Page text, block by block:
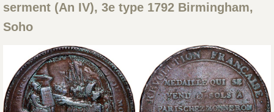
serment (An IV), 3e type 1792 Birmingham,
Soho